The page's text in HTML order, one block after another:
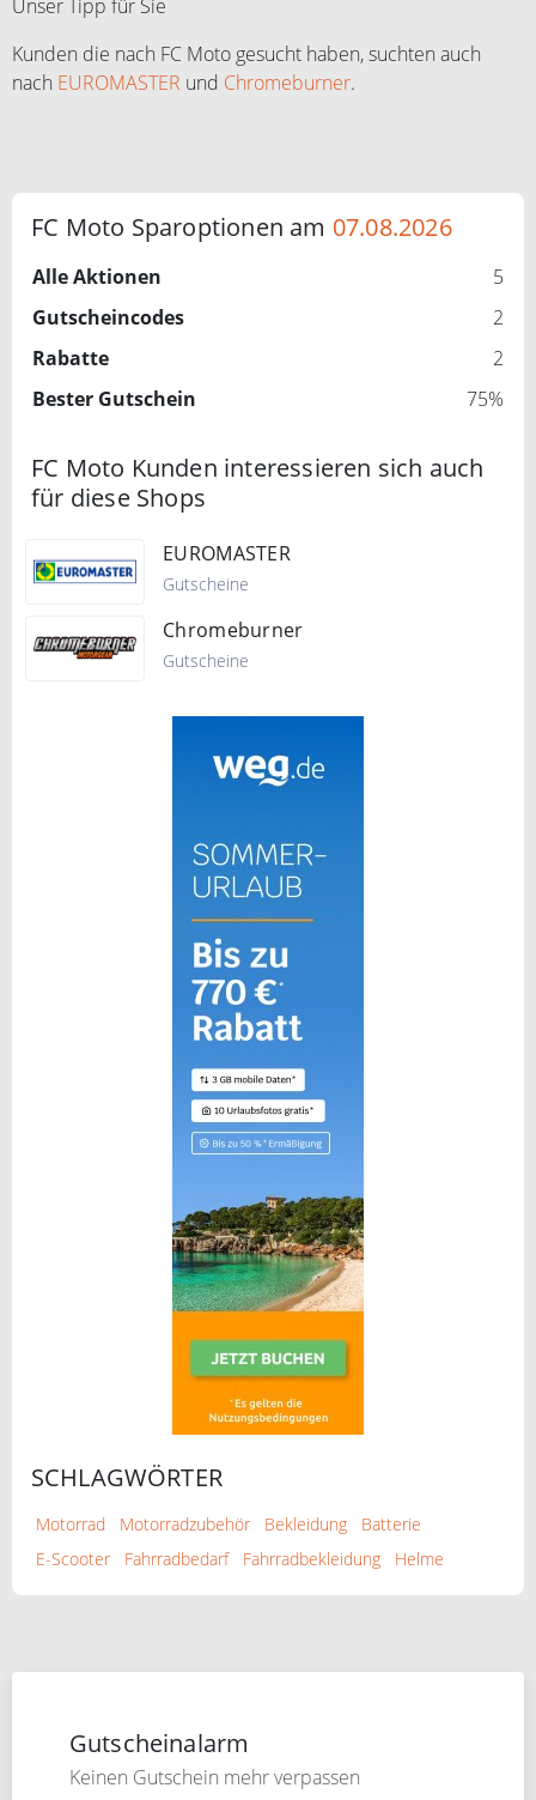
Unser Tipp für Sie
Kunden die nach FC Moto gesucht haben, suchten auch
nach EUROMASTER und Chromeburner.
FC Moto Sparoptionen am 07.08.2026
Alle Aktionen
5
Gutscheincodes
2
Rabatte
2
Bester Gutschein
75%
FC Moto Kunden interessieren sich auch
für diese Shops
EUROMASTER
Gutscheine
Chromeburner
Gutscheine
SCHLAGWÖRTER
Motorrad Motorradzubehör Bekleidung
Batterie
E-Scooter
Fahrradbedarf Fahrradbekleidung Helme
Gutscheinalarm
Keinen Gutschein mehr verpassen